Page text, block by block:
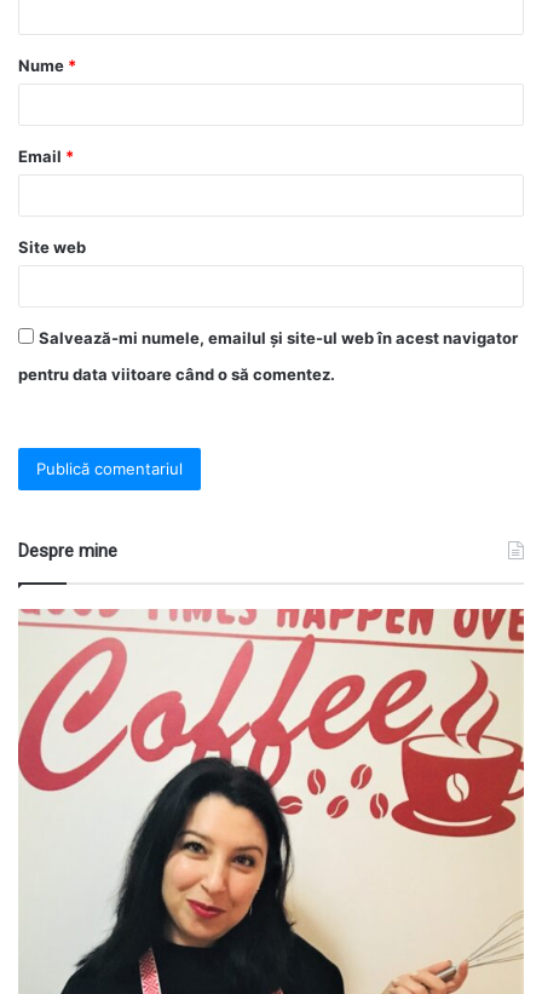
Nume *
Email *
Site web
Salvează-mi numele, emailul și site-ul web în acest navigator
pentru data viitoare când o să comentez.
Despre mine